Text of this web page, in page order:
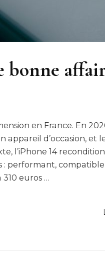
bonne
en France. En
appareil d’occasion, et
l’iPhone 14
: performant, compatible
euros …